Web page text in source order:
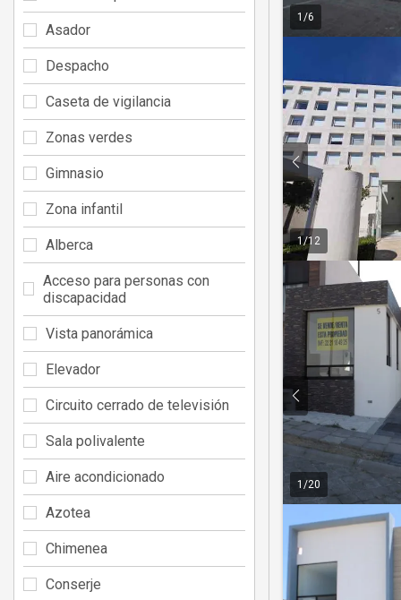
1 /6
1/12
1 /20
Asador
Despacho
Caseta de vigilancia
Zonas verdes
Gimnasio
Zona infantil
Alberca
Acceso para personas con
discapacidad
Vista panorámica
Elevador
Circuito cerrado de televisión
Sala polivalente
Aire acondicionado
Azotea
Chimenea
Conserje